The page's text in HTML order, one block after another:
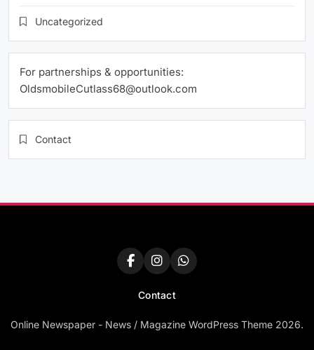
Uncategorized
For partnerships & opportunities:
OldsmobileCutlass68@outlook.com
Contact
Contact
Online Newspaper - News / Magazine WordPress Theme 2026.